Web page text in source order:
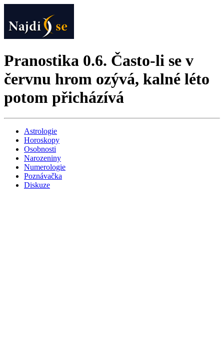
Pranostika 0.6. Často-li se v
červnu hrom ozývá, kalné léto
potom přicházívá
Astrologie
Horoskopy
Osobnosti
Narozeniny
Numerologie
Poznávačka
Diskuze